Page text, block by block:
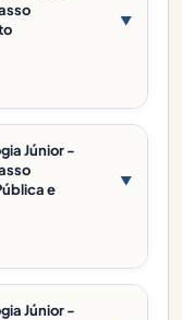
▼
Júnior -
e
▼
Júnior -